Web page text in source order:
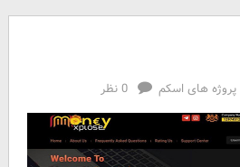
پروژه های اسکم 0 نظر